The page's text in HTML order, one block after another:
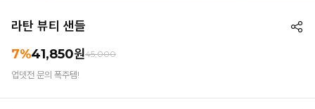
라탄 뷰티 샌들
7%41,850원45,000
업뎃전 문의 폭주템!